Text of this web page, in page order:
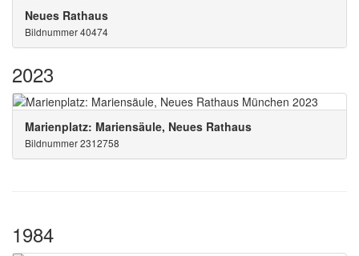
Neues Rathaus
Bildnummer 40474
2023
Marienplatz: Mariensäule, Neues Rathaus
Bildnummer 2312758
1984